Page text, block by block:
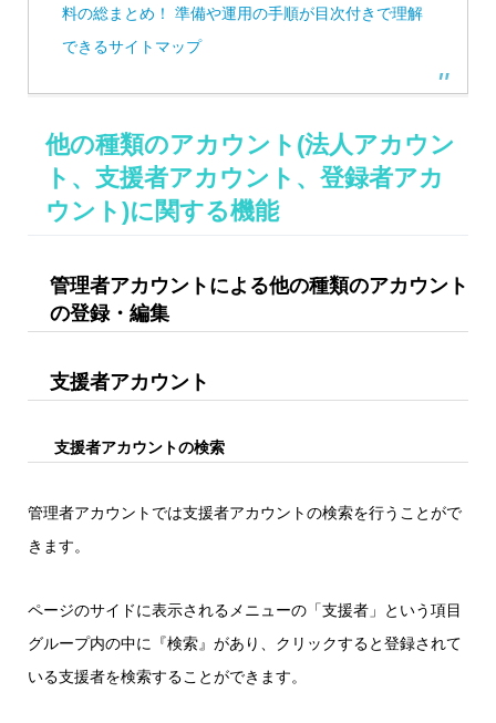
料の総まとめ！ 準備や運用の手順が目次付きで理解
できるサイトマップ
他の種類のアカウント(法人アカウン
ト、支援者アカウント、登録者アカ
ウント)に関する機能
管理者アカウントによる他の種類のアカウント
の登録・編集
支援者アカウント
支援者アカウントの検索
管理者アカウントでは支援者アカウントの検索を行うことがで
きます。
ページのサイドに表示されるメニューの「支援者」という項目
グループ内の中に『検索』があり、クリックすると登録されて
いる支援者を検索することができます。